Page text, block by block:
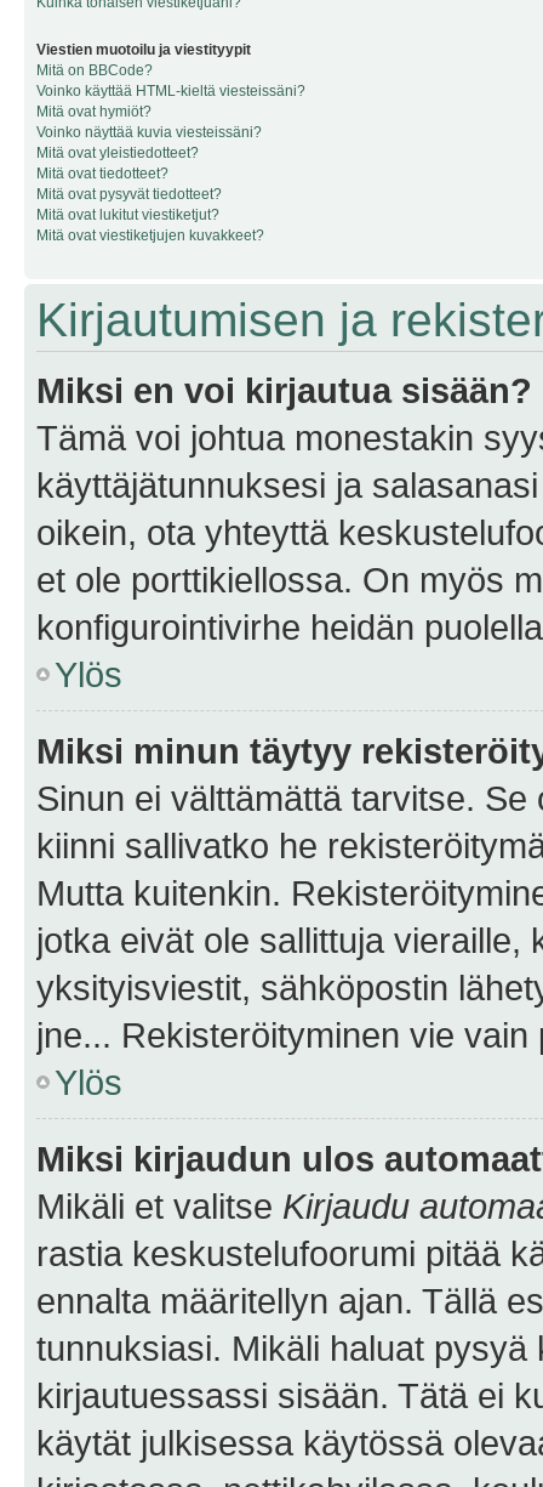
Viestien muotoilu ja viestityypit
Mitä on BBCode?
Voinko käyttää HTML-kieltä viesteissäni?
Mitä ovat hymiöt?
Voinko näyttää kuvia viesteissäni?
Mitä ovat yleistiedotteet?
Mitä ovat tiedotteet?
Mitä ovat pysyvät tiedotteet?
Mitä ovat lukitut viestiketjut?
Mitä ovat viestiketjujen kuvakkeet?
Kirjautumisen ja
Miksi en voi kirjautua sisään?
Tämä voi johtua monestakin
käyttäjätunnuksesi ja
oikein, ota yhteyttä
et ole porttikiellossa. On myös
konfigurointivirhe heidän
Ylös
Miksi minun täytyy
Sinun ei välttämättä tarvitse.
kiinni sallivatko he
Mutta kuitenkin.
jotka eivät ole sallittuja vieraille,
yksityisviestit, sähköpostin
jne... Rekisteröityminen vie
Ylös
Miksi kirjaudun ulos
Mikäli et valitse Kirjaudu
rastia keskustelufoorumi pitää
ennalta määritellyn ajan. Tällä
tunnuksiasi. Mikäli haluat
kirjautuessassi sisään. Tätä ei
käytät julkisessa käytössä